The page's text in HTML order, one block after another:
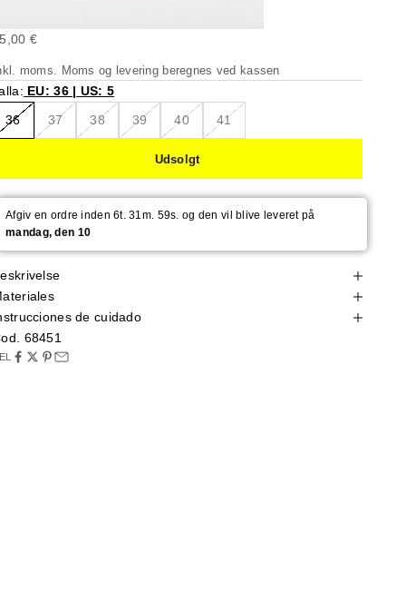
€
moms. Moms og levering beregnes ved kassen
EU: 36 | US: 5
36 37 38 39 40 41
Udsolgt
Afgiv en ordre inden 6t. 31m. 58s. og den vil blive leveret på
mandag, den 10
de cuidado
68451